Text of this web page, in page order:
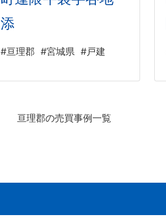
添
#亘理郡 #宮城県 #戸建
亘理郡の売買事例一覧